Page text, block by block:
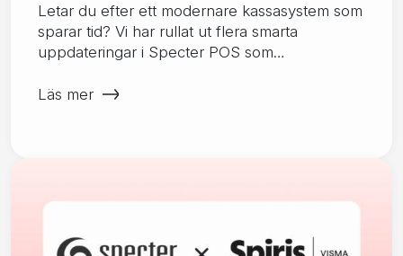
Letar du efter ett modernare kassasystem som
sparar tid? Vi har rullat ut flera smarta
uppdateringar i Specter POS som…
Läs mer